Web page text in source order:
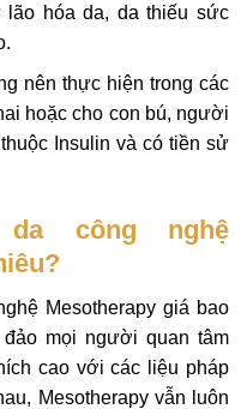
hóa da, da thiếu sức
nên thực hiện trong các
hoặc cho con bú, người
Insulin và có tiền sử
công nghệ
Mesotherapy giá bao
mọi người quan tâm
cao với các liệu pháp
Mesotherapy vẫn luôn